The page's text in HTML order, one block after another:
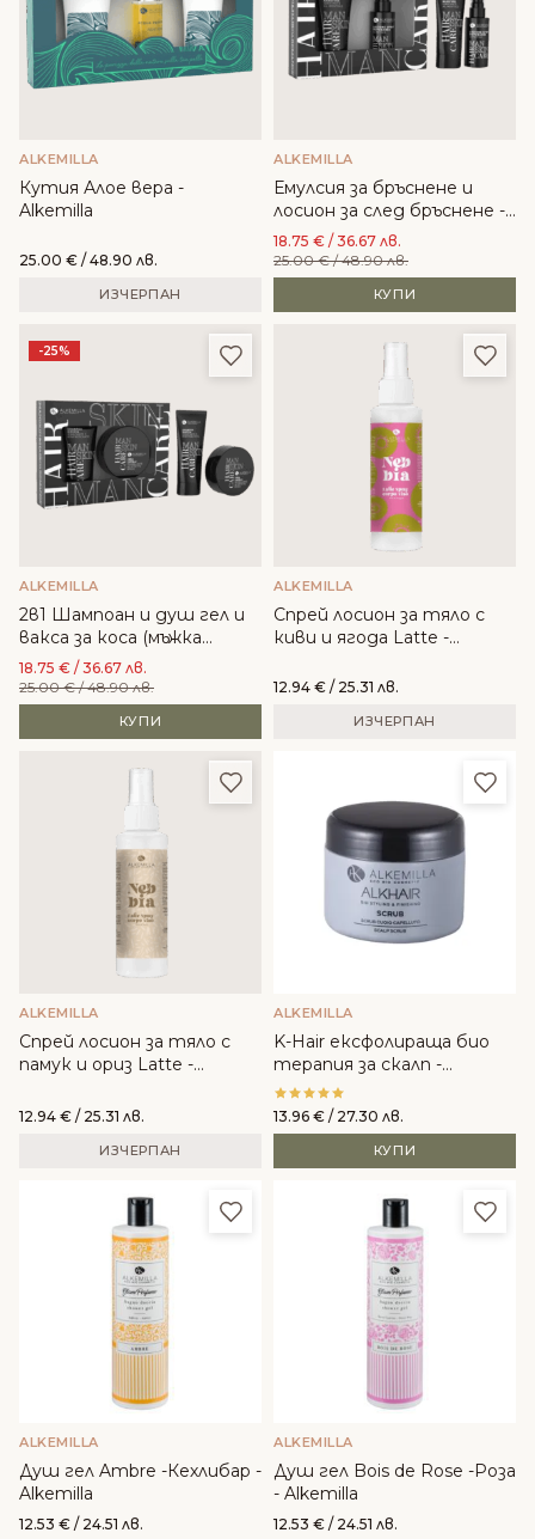
ALKEMILLA
Кутия Алое вера -
Alkemilla
25.00 € / 48.90 лв.
ИЗЧЕРПАН
ALKEMILLA
Емулсия за бръснене и
лосион за след бръснене -
Alkemilla
18.75 € / 36.67 лв.
25.00€/ 48.90 лв.
КУПИ
-25% Добави в любими
ALKEMILLA
2в1 Шампоан и душ гел и
вакса за коса (мъжка
серия) - Alkemilla
18.75 € / 36.67 лв.
25.00€/ 48.90 лв.
КУПИ
ALKEMILLA
Спрей лосион за тяло с
киви и ягода Latte -
12.94 € / 25.31 лв.
ИЗЧЕРПАН
Добави в любими
ALKEMILLA
Спрей лосион за тяло с
памук и ориз Latte -
12.94 € / 25.31 лв.
ИЗЧЕРПАН
ALKEMILLA
K-Hair ексфолираща био
терапия за скалп -
Alkemilla Eco Bio
13.96 € / 27.30 лв.
КУПИ
Добави в любими
ALKEMILLA
Душ гел Ambre -Кехлибар -
Alkemilla
12.53 € / 24.51 лв.
ALKEMILLA
Душ гел Bois de Rose -Роза
- Alkemilla
12.53 € / 24.51 лв.